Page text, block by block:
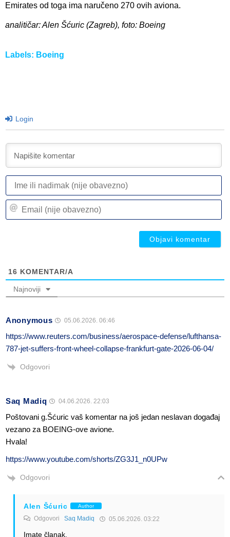
Emirates od toga ima naručeno 270 ovih aviona.
analitičar: Alen Šćuric (Zagreb), foto: Boeing
Labels: Boeing
Login
16 KOMENTAR/A
Najnoviji
Anonymous 05.06.2026. 06:46
https://www.reuters.com/business/aerospace-defense/lufthansa-
787-jet-suffers-front-wheel-collapse-frankfurt-gate-2026-06-04/
Odgovori
Saq Madiq 04.06.2026. 22:03
Poštovani g.Šćuric vaš komentar na još jedan neslavan događaj
vezano za BOEING-ove avione.
Hvala!
https://www.youtube.com/shorts/ZG3J1_n0UPw
Odgovori
Alen Šćuric Author
Odgovori Saq Madiq 05.06.2026. 03:22
Imate članak.